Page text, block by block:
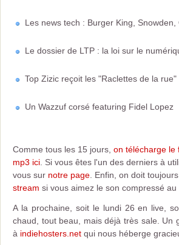
Les news tech : Burger King, Snowden,
Le dossier de LTP : la loi sur le
Top Zizic reçoit les "Raclettes de la
Un Wazzuf corsé featuring Fidel Lopez
Comme tous les 15 jours, on télécharge le
mp3 ici . Si vous êtes l'un des derniers à
vous sur notre page . Enfin, on doit
stream si vous aimez le son compressé au
A la prochaine, soit le lundi 26 en live,
chaud, tout beau, mais déjà très sale. Un
à indiehosters.net qui nous héberge